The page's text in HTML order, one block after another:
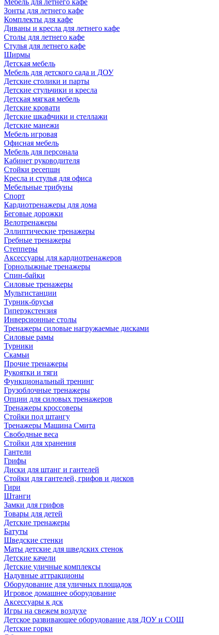
Мебель для летнего кафе
Зонты для летнего кафе
Комплекты для кафе
Диваны и кресла для летнего кафе
Столы для летнего кафе
Стулья для летнего кафе
Ширмы
Детская мебель
Мебель для детского сада и ДОУ
Детские столики и парты
Детские стульчики и кресла
Детская мягкая мебель
Детские кровати
Детские шкафчики и стеллажи
Детские манежи
Мебель игровая
Офисная мебель
Мебель для персонала
Кабинет руководителя
Стойки ресепшн
Кресла и стулья для офиса
Мебельные трибуны
Спорт
Кардиотренажеры для дома
Беговые дорожки
Велотренажеры
Эллиптические тренажеры
Гребные тренажеры
Степперы
Аксессуары для кардиотренажеров
Горнолыжные тренажеры
Спин-байки
Силовые тренажеры
Мультистанции
Турник-брусья
Гиперэкстензия
Инверсионные столы
Тренажеры силовые нагружаемые дисками
Силовые рамы
Турники
Скамьи
Прочие тренажеры
Рукоятки и тяги
Функциональный тренинг
Грузоблочные тренажеры
Опции для силовых тренажеров
Тренажеры кроссоверы
Стойки под штангу
Тренажеры Машина Смита
Свободные веса
Стойки для хранения
Гантели
Грифы
Диски для штанг и гантелей
Стойки для гантелей, грифов и дисков
Гири
Штанги
Замки для грифов
Товары для детей
Детские тренажеры
Батуты
Шведские стенки
Маты детские для шведских стенок
Детские качели
Детские уличные комплексы
Надувные аттракционы
Оборудование для уличных площадок
Игровое домашнее оборудование
Аксессуары к дск
Игры на свежем воздухе
Детское развивающее оборудование для ДОУ и СОШ
Детские горки